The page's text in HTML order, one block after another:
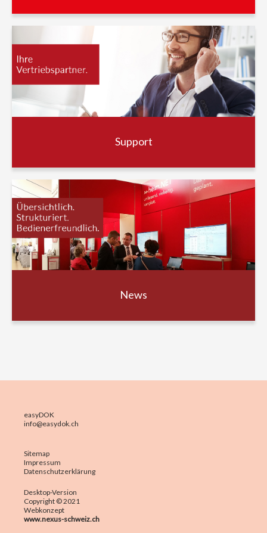
Support
News
easyDOK
info@easydok.ch
Sitemap
Impressum
Datenschutzerklärung
Desktop-Version
Copyright © 2021
Webkonzept
www.nexus-schweiz.ch